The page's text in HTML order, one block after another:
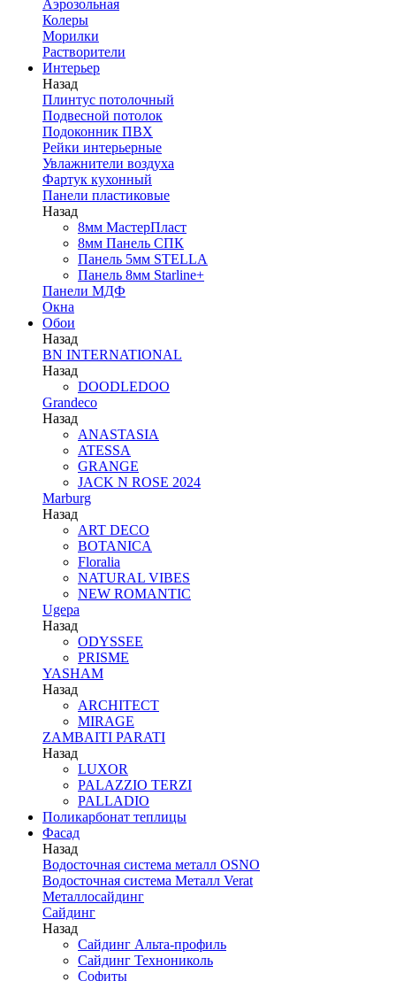
Аэрозольная
Колеры
Морилки
Растворители
Интерьер
Назад
Плинтус потолочный
Подвесной потолок
Подоконник ПВХ
Рейки интерьерные
Увлажнители воздуха
Фартук кухонный
Панели пластиковые
Назад
8мм МастерПласт
8мм Панель СПК
Панель 5мм STELLA
Панель 8мм Starline+
Панели МДФ
Окна
Обои
Назад
BN INTERNATIONAL
Назад
DOODLEDOO
Grandeco
Назад
ANASTASIA
ATESSA
GRANGE
JACK N ROSE 2024
Marburg
Назад
ART DECO
BOTANICA
Floralia
NATURAL VIBES
NEW ROMANTIC
Ugepa
Назад
ODYSSEE
PRISME
YASHAM
Назад
ARCHITECT
MIRAGE
ZAMBAITI PARATI
Назад
LUXOR
PALAZZIO TERZI
PALLADIO
Поликарбонат теплицы
Фасад
Назад
Водосточная система металл OSNO
Водосточная система Металл Verat
Металлосайдинг
Сайдинг
Назад
Сайдинг Альта-профиль
Сайдинг Технониколь
Софиты